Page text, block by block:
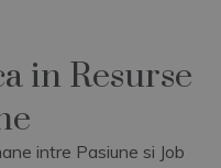
in Resurse
intre Pasiune si Job